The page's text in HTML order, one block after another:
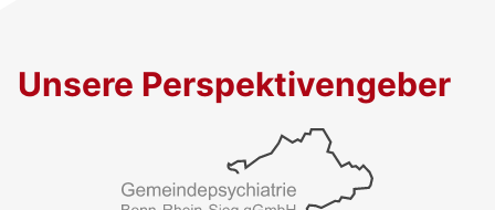
Unsere Perspektivengeber